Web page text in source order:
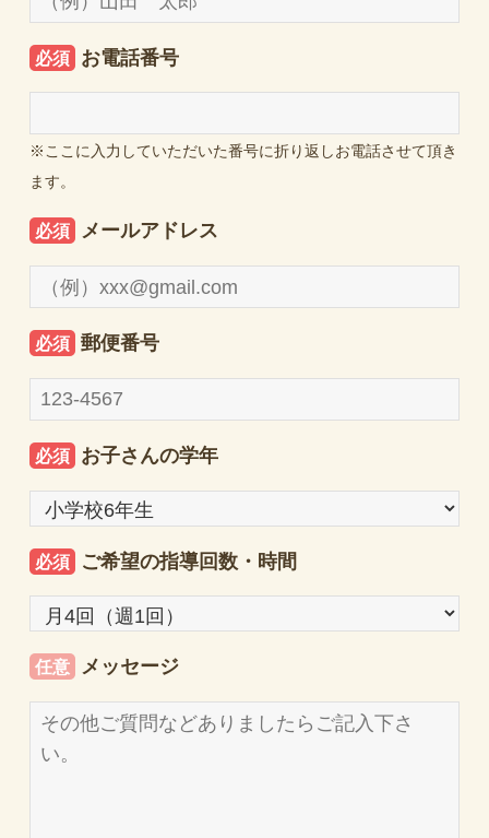
必須 お電話番号
※ここに入力していただいた番号に折り返しお電話させて頂き
ます。
必須 メールアドレス
必須 郵便番号
必須 お子さんの学年
必須 ご希望の指導回数・時間
任意 メッセージ